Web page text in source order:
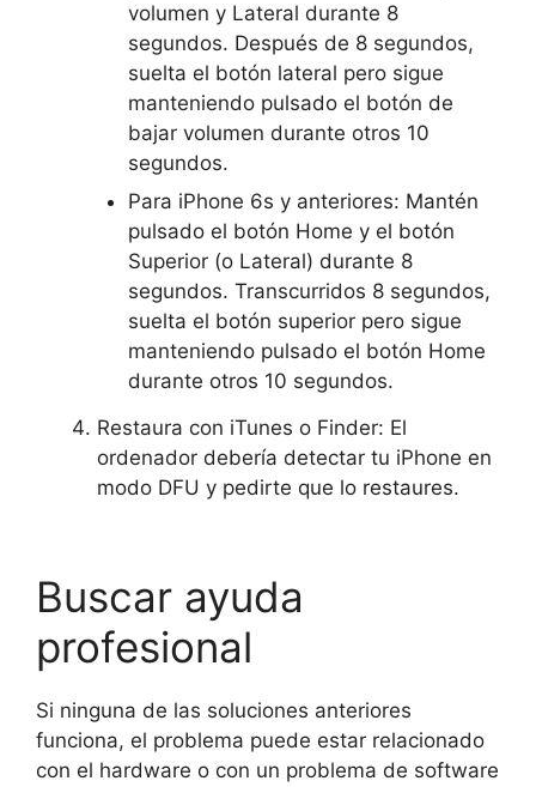
volumen y Lateral durante 8
segundos. Después de 8 segundos,
suelta el botón lateral pero sigue
manteniendo pulsado el botón de
bajar volumen durante otros 10
segundos.
Para iPhone 6s y anteriores: Mantén
pulsado el botón Home y el botón
Superior (o Lateral) durante 8
segundos. Transcurridos 8 segundos,
suelta el botón superior pero sigue
manteniendo pulsado el botón Home
durante otros 10 segundos.
Restaura con iTunes o Finder: El
ordenador debería detectar tu iPhone en
modo DFU y pedirte que lo restaures.
Buscar ayuda
profesional
Si ninguna de las soluciones anteriores
funciona, el problema puede estar relacionado
con el hardware o con un problema de software